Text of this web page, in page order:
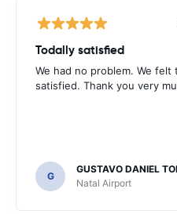
Todally satisfied
We had no problem. We felt
satisfied. Thank you very
G
GUSTAVO DANIEL
Natal Airport